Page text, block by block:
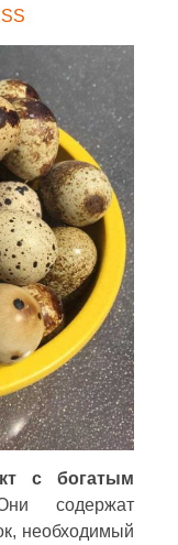
с богатым
содержат
необходимый